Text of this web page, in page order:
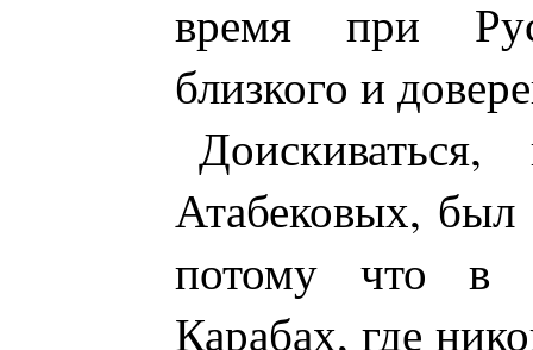
время при
близкого и
Атабековых,
потому что в
Карабах, где